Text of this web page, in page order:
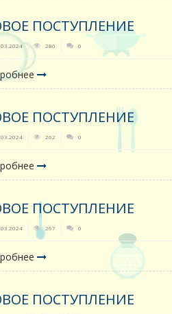
ПОСТУПЛЕНИЕ
286 0
ПОСТУПЛЕНИЕ
262 0
ПОСТУПЛЕНИЕ
267 0
ПОСТУПЛЕНИЕ